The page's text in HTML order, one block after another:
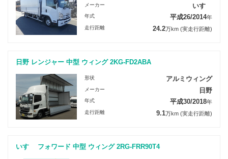
メーカー いすゞ
年式 平成26/2014年
走行距離 24.2万km (実走行距離)
日野 レンジャー 中型 ウィング 2KG-FD2ABA
形状 アルミウィング
メーカー 日野
年式 平成30/2018年
走行距離 9.1万km (実走行距離)
いすゞ フォワード 中型 ウィング 2RG-FRR90T4